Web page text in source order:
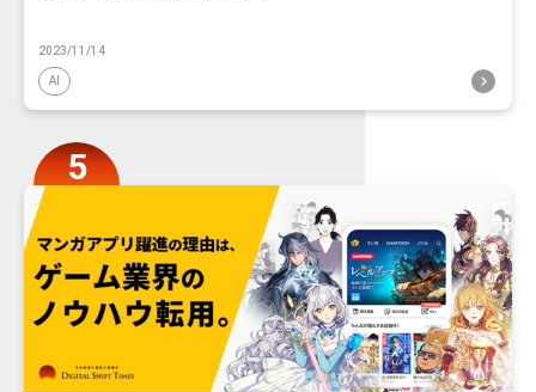
2023/11/14
AI